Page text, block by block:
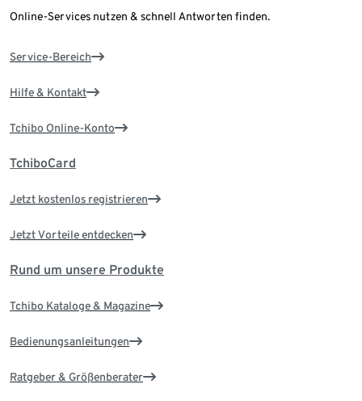
Online-Services nutzen & schnell Antworten finden.
Service-Bereich
Hilfe & Kontakt
Tchibo Online-Konto
TchiboCard
Jetzt kostenlos registrieren
Jetzt Vorteile entdecken
Rund um unsere Produkte
Tchibo Kataloge & Magazine
Bedienungsanleitungen
Ratgeber & Größenberater